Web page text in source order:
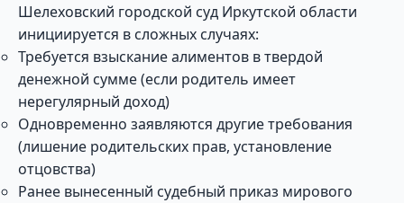
Шелеховский городской суд Иркутской области
инициируется в сложных случаях:
Требуется взыскание алиментов в твердой
денежной сумме (если родитель имеет
нерегулярный доход)
Одновременно заявляются другие требования
(лишение родительских прав, установление
отцовства)
Ранее вынесенный судебный приказ мирового